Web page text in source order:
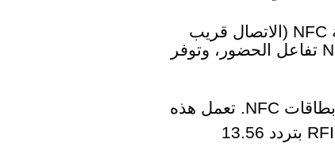
تقدم NFCgifts™ مجموعة واسعة من بطاقات فعاليات NFC الذكية، التي توفر تقنية NFC (الاتصال قريب
المدى) المتطورة للفعاليات والمؤتمرات والمعارض التجارية. تعزز بطاقة فعاليات NFC تفاعل الحضور، وتوفر
الحفلات الموسيقية والمؤتمرات والمعارض التجارية والمصادقة، هي أشهر تطبيقات بطاقات NFC. تعمل هذه
البطاقات بكفاءة مع الهواتف المحمولة الشائعة المزودة بتقنية NFC وأجهزة مسح RFID بتردد 13.56